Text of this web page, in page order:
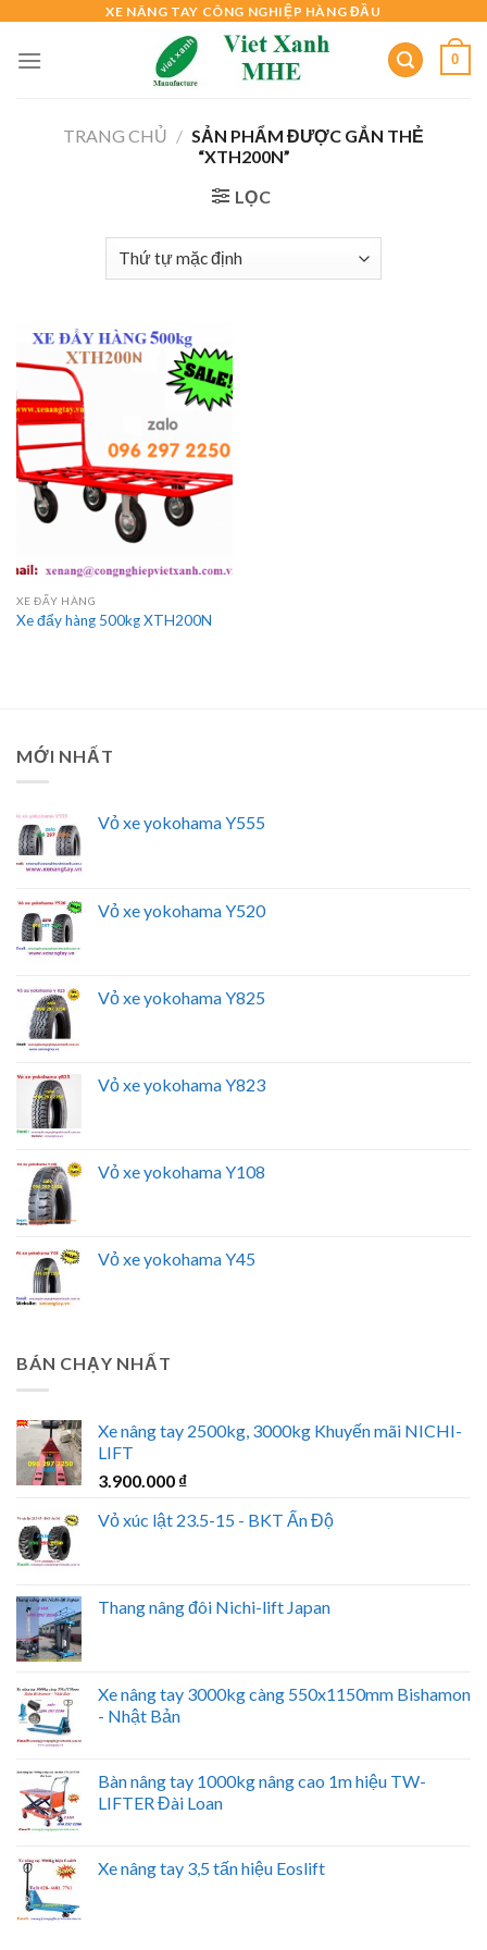
content
XE NÂNG TAY CÔNG NGHIỆP HÀNG ĐẦU
0
TRANG CHỦ / SẢN PHẨM ĐƯỢC GẮN THẺ
“XTH200N”
LỌC
XE ĐẨY HÀNG
Xe đẩy hàng 500kg XTH200N
MỚI NHẤT
Vỏ xe yokohama Y555
Vỏ xe yokohama Y520
Vỏ xe yokohama Y825
Vỏ xe yokohama Y823
Vỏ xe yokohama Y108
Vỏ xe yokohama Y45
BÁN CHẠY NHẤT
Xe nâng tay 2500kg, 3000kg Khuyến mãi NICHI-
LIFT
3.900.000 ₫
Vỏ xúc lật 23.5-15 - BKT Ấn Độ
Thang nâng đôi Nichi-lift Japan
Xe nâng tay 3000kg càng 550x1150mm Bishamon
- Nhật Bản
Bàn nâng tay 1000kg nâng cao 1m hiệu TW-
LIFTER Đài Loan
Xe nâng tay 3,5 tấn hiệu Eoslift